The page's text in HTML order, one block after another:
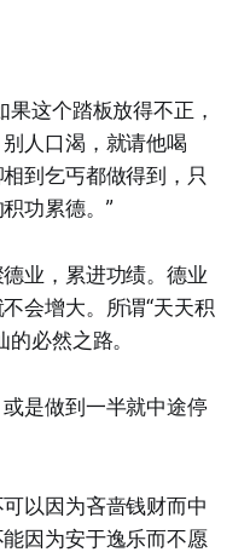
果这个踏板放得不正，
人口渴，就请他喝
到乞丐都做得到，只
功累德。”
业，累进功绩。德业
会增大。所谓“天天积
必然之路。
是做到一半就中途停
以因为吝啬钱财而中
因为安于逸乐而不愿